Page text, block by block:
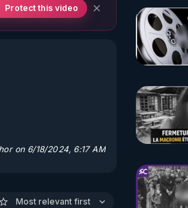
Protect this video
les organismes qui
on 6/18/2024, 6:17 AM
Most relevant first